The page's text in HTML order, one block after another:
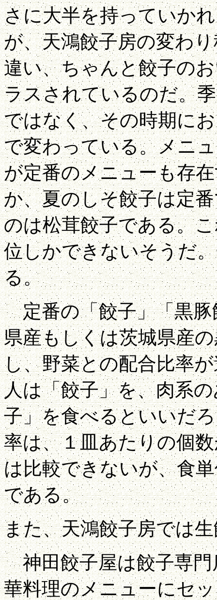
さに大半を持っていか
が、天鴻餃子房の変わ
違い、ちゃんと餃子の
ラスされているのだ。
ではなく、その時期に
で変わっている。メニ
が定番のメニューも存
か、夏のしそ餃子は定
のは松茸餃子である。
位しかできないそうだ
る。
定番の「餃子」「黒豚
県産もしくは茨城県産
し、野菜との配合比率
人は「餃子」を、肉系
子」を食べるといいだ
率は、１皿あたりの個
は比較できないが、食
である。
また、天鴻餃子房では
神田餃子屋は餃子専門
華料理のメニューにセ